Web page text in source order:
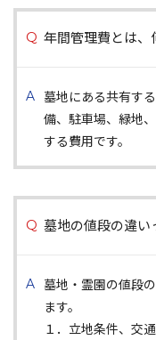
年間管理費とは、
墓地にある共有す
備、駐車場、緑地
する費用です。
墓地の値段の違い
墓地・霊園の値段
ます。
１．立地条件、交